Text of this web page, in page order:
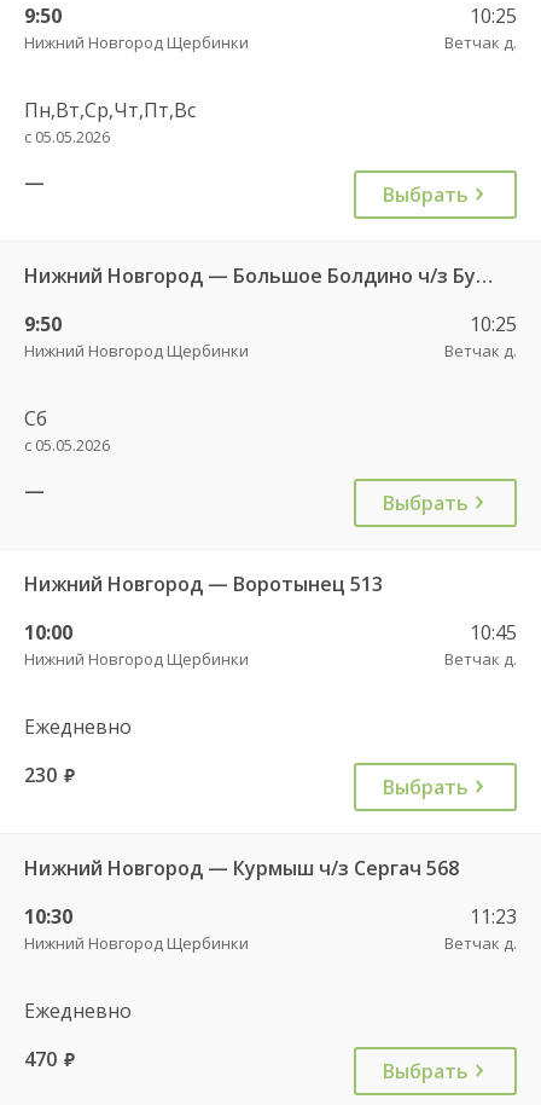
9:50
Нижний Новгород Щербинки
10:25
Ветчак д.
Пн,Вт,Ср,Чт,Пт,Вс
с 05.05.2026
— Выбрать
Нижний Новгород — Большое Болдино ч/з Бутурлино 661
9:50
Нижний Новгород Щербинки
10:25
Ветчак д.
Сб
с 05.05.2026
— Выбрать
Нижний Новгород — Воротынец 513
10:00
Нижний Новгород Щербинки
10:45
Ветчак д.
Ежедневно
230 руб. Выбрать
Нижний Новгород — Курмыш ч/з Сергач 568
10:30
Нижний Новгород Щербинки
11:23
Ветчак д.
Ежедневно
470 руб. Выбрать